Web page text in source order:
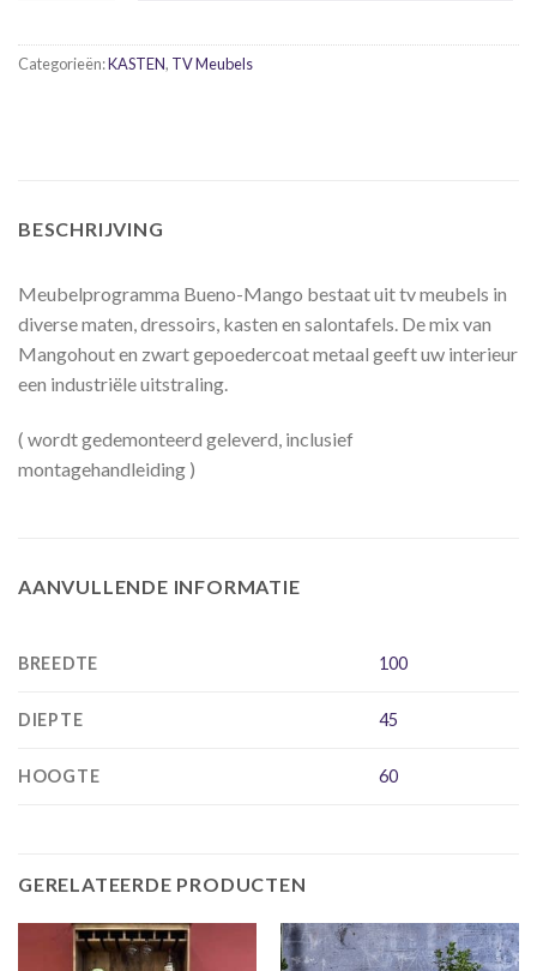
Categorieën:KASTEN, TV Meubels
BESCHRIJVING
Meubelprogramma Bueno-Mango bestaat uit tv meubels in
diverse maten, dressoirs, kasten en salontafels. De mix van
Mangohout en zwart gepoedercoat metaal geeft uw interieur
een industriële uitstraling.
( wordt gedemonteerd geleverd, inclusief
montagehandleiding )
AANVULLENDE INFORMATIE
BREEDTE 100
DIEPTE 45
HOOGTE 60
GERELATEERDE PRODUCTEN